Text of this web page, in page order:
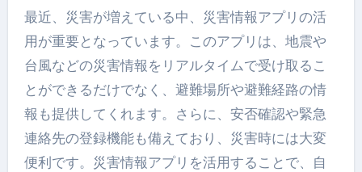
最近、災害が増えている中、災害情報アプリの活
用が重要となっています。このアプリは、地震や
台風などの災害情報をリアルタイムで受け取るこ
とができるだけでなく、避難場所や避難経路の情
報も提供してくれます。さらに、安否確認や緊急
連絡先の登録機能も備えており、災害時には大変
便利です。災害情報アプリを活用することで、自